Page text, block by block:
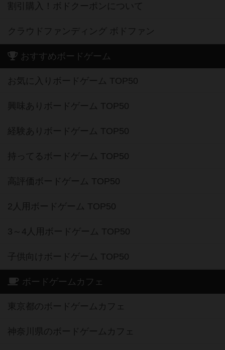
割引購入！ボドクーポンについて
クラウドファンディング ボドファン
おすすめボードゲーム
お気に入りボードゲーム TOP50
興味ありボードゲーム TOP50
経験ありボードゲーム TOP50
持ってるボードゲーム TOP50
高評価ボードゲーム TOP50
2人用ボードゲーム TOP50
3～4人用ボードゲーム TOP50
子供向けボードゲーム TOP50
ボードゲームカフェ
東京都のボードゲームカフェ
神奈川県のボードゲームカフェ